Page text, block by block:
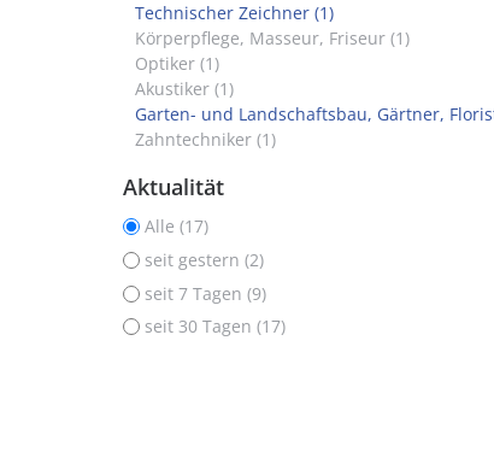
Technischer Zeichner (1)
Körperpflege, Masseur, Friseur (1)
Optiker (1)
Akustiker (1)
Garten- und Landschaftsbau, Gärtner,
Zahntechniker (1)
Aktualität
Alle (17)
seit gestern (2)
seit 7 Tagen (9)
seit 30 Tagen (17)